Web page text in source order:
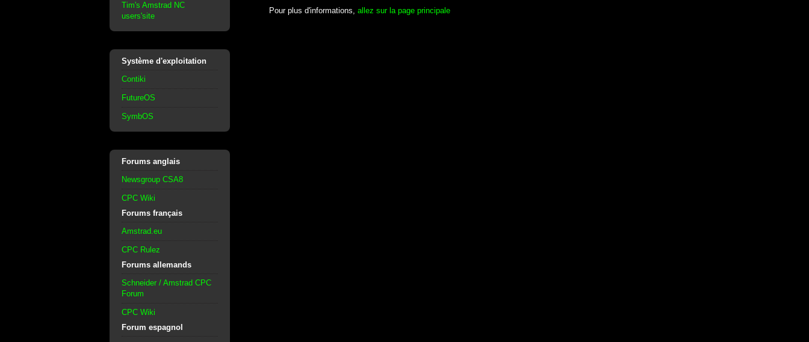
Tim's Amstrad NC
users'site
Système d'exploitation
Contiki
FutureOS
SymbOS
Forums anglais
Newsgroup CSA8
CPC Wiki
Forums français
Amstrad.eu
CPC Rulez
Forums allemands
Schneider / Amstrad CPC
Forum
CPC Wiki
Forum espagnol
Pour plus d'informations, allez sur la page principale